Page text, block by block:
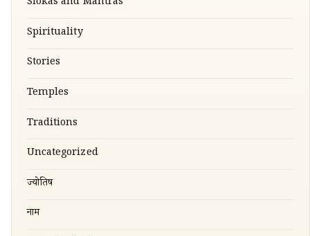
Spirituality
Stories
Temples
Traditions
Uncategorized
ज्योतिष
नाम